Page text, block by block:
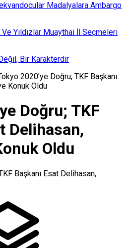
Madalyalara Ambargo
Yıldızlar Muaythai İl Seçmeleri
Bir Karakterdir
2020’ye Doğru; TKF Başkanı
Konuk Oldu
Doğru; TKF
Delihasan,
Oldu